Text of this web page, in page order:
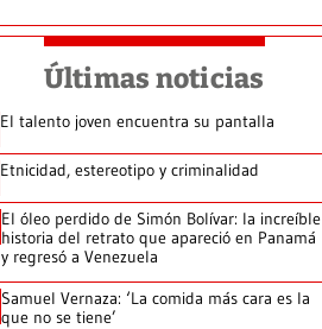
Últimas noticias
El talento joven encuentra su pantalla​
Etnicidad, estereotipo y criminalidad
El óleo perdido de Simón Bolívar: la increíble
historia del retrato que apareció en Panamá
y regresó a Venezuela
Samuel Vernaza: ‘La comida más cara es la
que no se tiene’